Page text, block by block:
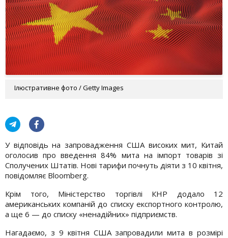
Ілюстративне фото / Getty Images
У відповідь на запровадження США високих мит, Китай
оголосив про введення 84% мита на імпорт товарів зі
Сполучених Штатів. Нові тарифи почнуть діяти з 10 квітня,
повідомляє Bloomberg.
Крім того, Міністерство торгівлі КНР додало 12
американських компаній до списку експортного контролю,
а ще 6 — до списку «ненадійних» підприємств.
Нагадаємо, з 9 квітня США запровадили мита в розмірі